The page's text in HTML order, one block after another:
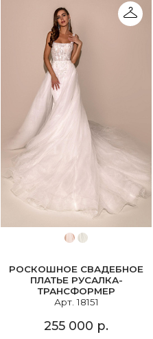
РОСКОШНОЕ СВАДЕБНОЕ
ПЛАТЬЕ РУСАЛКА-
ТРАНСФОРМЕР
Арт. 18151
255 000 р.